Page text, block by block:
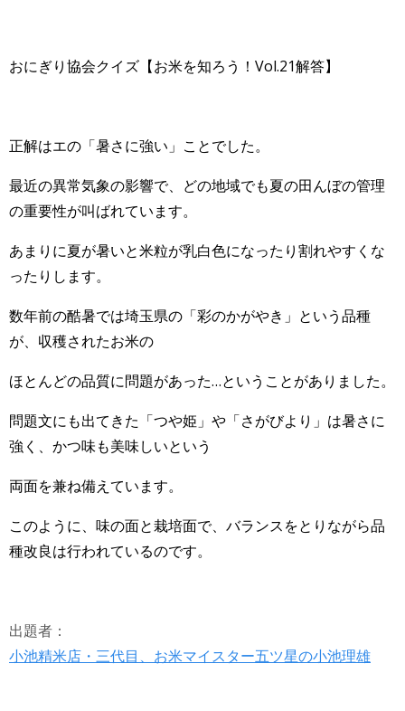
おにぎり協会クイズ【お米を知ろう！Vol.21解答】
正解はエの「暑さに強い」ことでした。
最近の異常気象の影響で、どの地域でも夏の田んぼの管理
の重要性が叫ばれています。
あまりに夏が暑いと米粒が乳白色になったり割れやすくな
ったりします。
数年前の酷暑では埼玉県の「彩のかがやき」という品種
が、収穫されたお米の
ほとんどの品質に問題があった…ということがありました。
問題文にも出てきた「つや姫」や「さがびより」は暑さに
強く、かつ味も美味しいという
両面を兼ね備えています。
このように、味の面と栽培面で、バランスをとりながら品
種改良は行われているのです。
出題者：
小池精米店・三代目、お米マイスター五ツ星の小池理雄